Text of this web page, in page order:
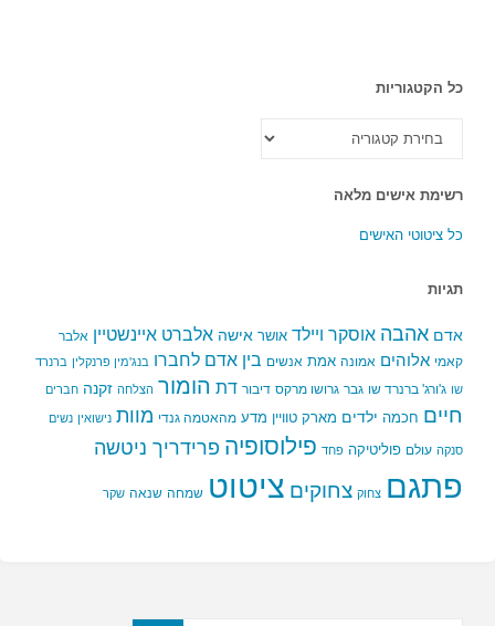
כל הקטגוריות
הקטגוריות
רשימת אישים מלאה
כל ציטוטי האישים
תגיות
אדם אהבה אוסקר ויילד אושר אישה אלברט איינשטיין אלבר
קאמי אלוהים אמונה אמת אנשים בין אדם לחברו בנג'מין פרנקלין ברנרד
שו ג'ורג' ברנרד שו גבר גרושו מרקס דיבור דת הומור הצלחה זקנה חברים
חיים חכמה ילדים מארק טוויין מדע מהאטמה גנדי מוות נישואין נשים
סנקה עולם פוליטיקה פחד פילוסופיה פרידריך ניטשה
פתגם צחוק צחוקים ציטוט שמחה שנאה שקר